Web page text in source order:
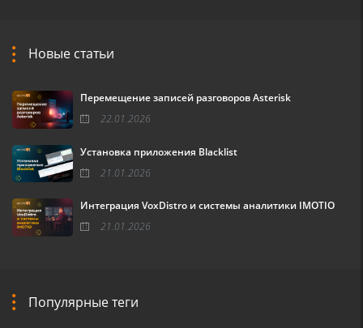
Новые статьи
Перемещение записей разговоров Asterisk
22.01.2026
Установка приложения Blacklist
21.01.2026
Интеграция VoxDistro и системы аналитики IMOTIO
21.01.2026
Популярные теги